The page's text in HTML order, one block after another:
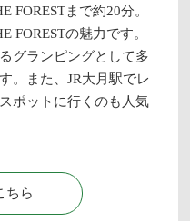
FORESTまで約20分。
FORESTの魅力です。
グランピングとして多
。また、JR大月駅でレ
ポットに行くのも人気
ちら